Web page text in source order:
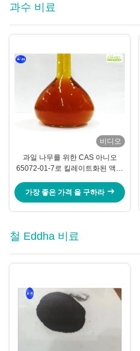
과수 비료
비디오
과일 나무를 위한 CAS 아니오
65072-01-7로 킬레이트화된 액체
가장 좋은 가격 을 구하라
철 Eddha 비료